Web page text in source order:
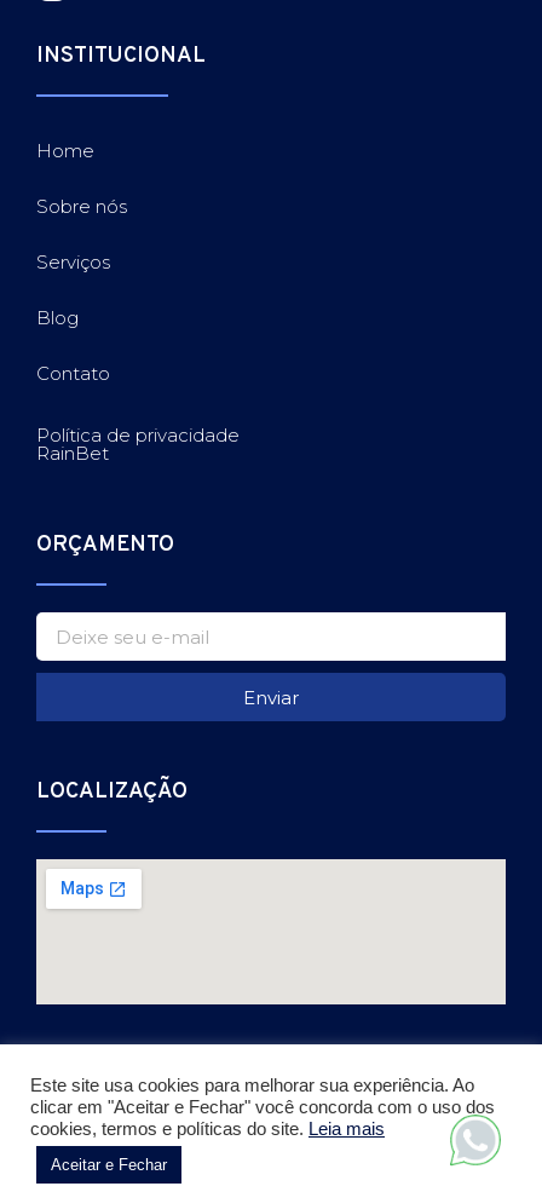
INSTITUCIONAL
Home
Sobre nós
Serviços
Blog
Contato
Política de privacidade
RainBet
ORÇAMENTO
Enviar
LOCALIZAÇÃO
Copyright © 2026. Todos os direitos reservados.
Desenvolvido por Julio Vieira
Este site usa cookies para melhorar sua experiência. Ao
clicar em "Aceitar e Fechar" você concorda com o uso dos
cookies, termos e políticas do site. Leia mais
Aceitar e Fechar